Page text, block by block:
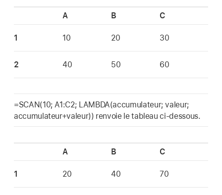
A B C
1 10 20 30
2 40 50 60
=SCAN(10; A1:C2; LAMBDA(accumulateur; valeur;
accumulateur+valeur)) renvoie le tableau ci-dessous.
A B C
1 20 40 70